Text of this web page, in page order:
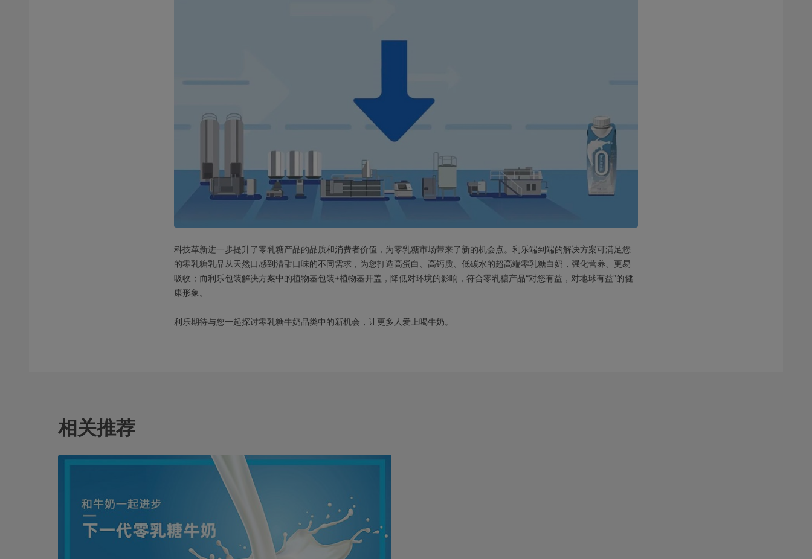
科技革新进一步提升了零乳糖产品的品质和消费者价值，为零乳糖市场带来了新的机会点。利乐端到端的解决方案可满足您
的零乳糖乳品从天然口感到清甜口味的不同需求，为您打造高蛋白、高钙质、低碳水的超高端零乳糖白奶，强化营养、更易
吸收；而利乐包装解决方案中的植物基包装+植物基开盖，降低对环境的影响，符合零乳糖产品“对您有益，对地球有益”的健
康形象。
利乐期待与您一起探讨零乳糖牛奶品类中的新机会，让更多人爱上喝牛奶。
相关推荐